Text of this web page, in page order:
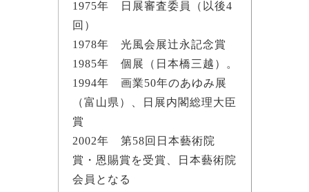
1975年 日展審査委員（以後4
回）
1978年 光風会展辻永記念賞
1985年 個展（日本橋三越）。
1994年 画業50年のあゆみ展
（富山県）、日展内閣総理大臣
賞
2002年 第58回日本藝術院
賞・恩賜賞を受賞、日本藝術院
会員となる